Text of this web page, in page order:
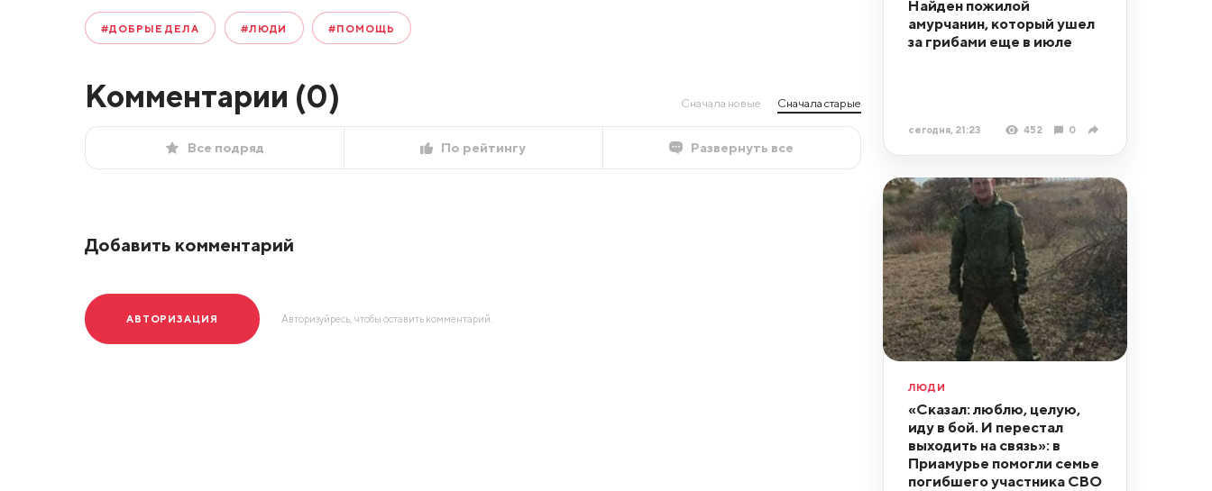
#ДОБРЫЕ ДЕЛА #ЛЮДИ #ПОМОЩЬ
Комментарии (0) Сначала новые Сначала старые
Все подряд По рейтингу Развернуть все
Добавить комментарий
АВТОРИЗАЦИЯ Авторизуйресь, чтобы оставить комментарий.
Найден пожилой
амурчанин, который ушел
за грибами еще в июле
сегодня, 21:23 452 0
ЛЮДИ
«Сказал: люблю, целую,
иду в бой. И перестал
выходить на связь»: в
Приамурье помогли семье
погибшего участника СВО